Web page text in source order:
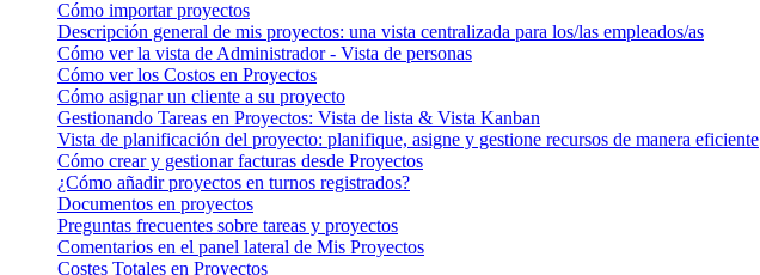
Cómo importar proyectos
Descripción general de mis proyectos: una vista centralizada para los/las empleados/as
Cómo ver la vista de Administrador - Vista de personas
Cómo ver los Costos en Proyectos
Cómo asignar un cliente a su proyecto
Gestionando Tareas en Proyectos: Vista de lista & Vista Kanban
Vista de planificación del proyecto: planifique, asigne y gestione recursos de manera eficiente
Cómo crear y gestionar facturas desde Proyectos
¿Cómo añadir proyectos en turnos registrados?
Documentos en proyectos
Preguntas frecuentes sobre tareas y proyectos
Comentarios en el panel lateral de Mis Proyectos
Costes Totales en Proyectos